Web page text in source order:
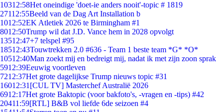
10312:58Het oneindige 'doet-ie anders nooit'-topic # 1819
27112:55Beeld van de Dag Art Installation b
1012:52EK Atletiek 2026 te Birmingham #1
8012:50Trump wil dat J.D. Vance hem in 2028 opvolgt
13512:47+7 telspel #95
18512:43Touwtrekken 2.0 #636 - Team 1 beste team *G* *O*
10512:40Man zoekt mij en bedreigt mij, nadat ik met zijn zoon sprak
5912:39Eeuwig voortleven
7212:37Het grote dagelijkse Trump nieuws topic #31
16012:31 [CUL TV] Masterchef Australië 2026
6912:17Het grote Baktopic (voor bakfoto's, -vragen en -tips) #42
20411:59[RTL] B&B vol liefde 6de seizoen #4